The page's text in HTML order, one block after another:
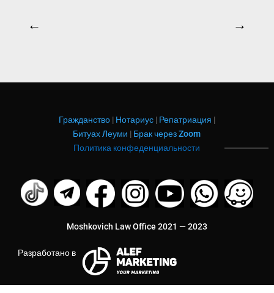
← →
Гражданство| Нотариус| Репатриация |
Битуах Леуми | Брак через Zoom
Политика конфеденциальности
Moshkovich Law Office 2021 — 2023
Разработано в